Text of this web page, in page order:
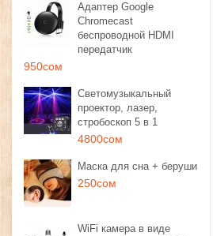
Адаптер Google
Chromecast
беспроводной HDMI
передатчик
950сом
Светомузыкальный
проектор, лазер,
стробоскоп 5 в 1
4800сом
Маска для сна + беруши
250сом
WiFi камера в виде